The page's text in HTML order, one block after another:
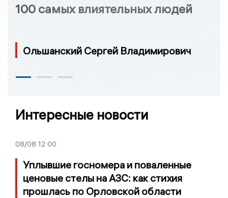
100 самых влиятельных людей
Ольшанский Сергей Владимирович
Интересные новости
08/08 12:00
Уплывшие госномера и поваленные
ценовые стелы на АЗС: как стихия
прошлась по Орловской области